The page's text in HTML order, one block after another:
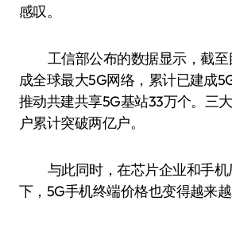
感叹。
工信部公布的数据显示，截
成全球最大5G网络，累计已建成
推动共建共享5G基站33万个。三
户累计突破两亿户。
与此同时，在芯片企业和手
下，5G手机终端价格也变得越来越